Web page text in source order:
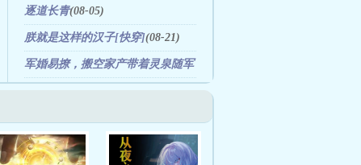
逐道长青(08-05)
朕就是这样的汉子[快穿](08-21)
军婚易撩，搬空家产带着灵泉随军